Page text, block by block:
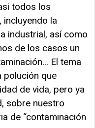
todos los
la
industrial, así como
de los casos un
El tema
polución que
de vida, pero ya
sobre nuestro
de “contaminación